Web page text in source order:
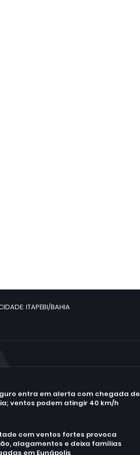
ITAPEBI/BAHIA
entra em alerta com chegada de
ventos podem atingir 40 km/h
com ventos fortes provoca
alagamentos e deixa famílias
em Eunápolis